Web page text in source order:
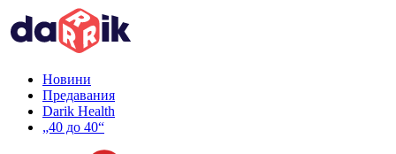
Новини
Предавания
Darik Health
„40 до 40“